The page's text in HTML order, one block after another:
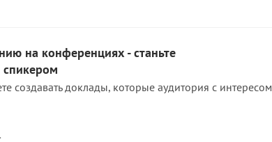
на конференциях - станьте
создавать доклады, которые аудитория с интересом